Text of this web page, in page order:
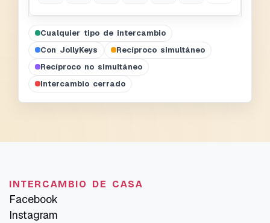
Cualquier tipo de intercambio
Con JollyKeys
Recíproco simultáneo
Recíproco no simultáneo
Intercambio cerrado
INTERCAMBIO DE CASA
Facebook
Instagram